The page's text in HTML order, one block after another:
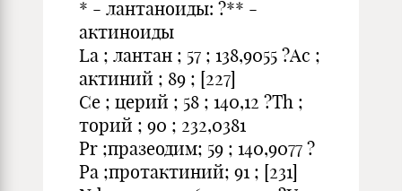
* - лантаноиды: ?** -
актиноиды
La ; лантан ; 57 ; 138,9055 ?Ac ;
актиний ; 89 ; [227]
Ce ; церий ; 58 ; 140,12 ?Th ;
торий ; 90 ; 232,0381
Pr ;празеодим; 59 ; 140,9077 ?
Pa ;протактиний; 91 ; [231]